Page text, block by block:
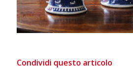
Condividi questo articolo